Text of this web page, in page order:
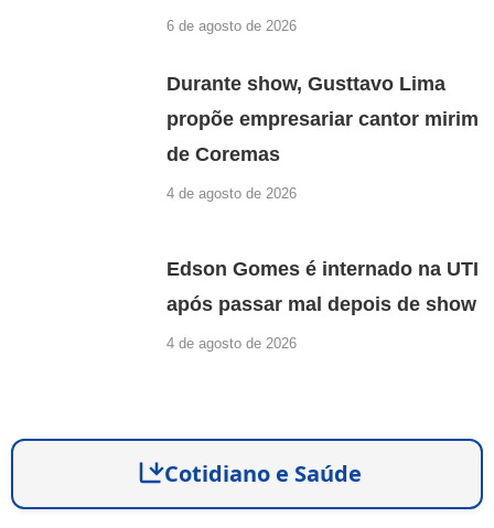
6 de agosto de 2026
Durante show, Gusttavo Lima
propõe empresariar cantor mirim
de Coremas
4 de agosto de 2026
Edson Gomes é internado na UTI
após passar mal depois de show
4 de agosto de 2026
Cotidiano e Saúde